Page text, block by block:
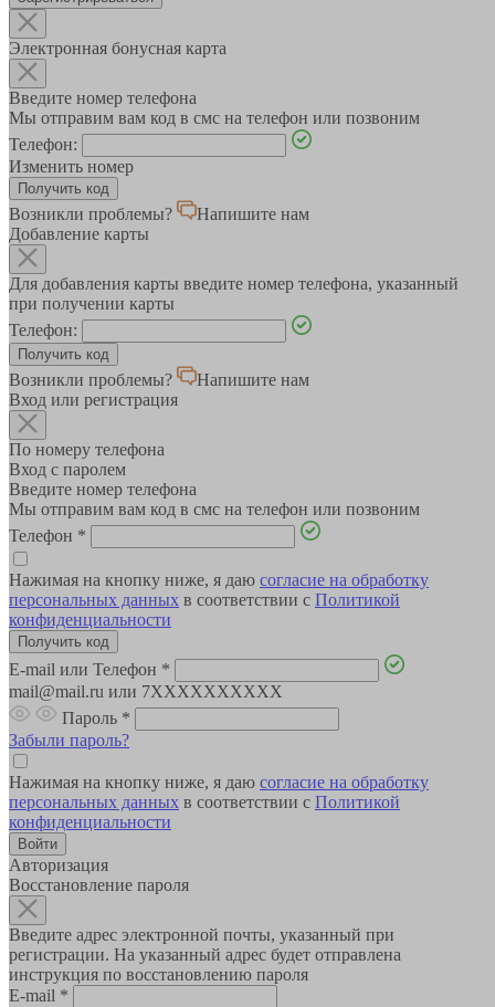
Электронная бонусная карта
Введите номер телефона
Мы отправим вам код в смс на телефон или позвоним
Телефон:
Изменить номер
Возникли проблемы?
Напишите нам
Добавление карты
Для добавления карты введите номер телефона, указанный
при получении карты
Телефон:
Возникли проблемы?
Напишите нам
Вход или регистрация
По номеру телефона
Вход с паролем
Введите номер телефона
Мы отправим вам код в смс на телефон или позвоним
Телефон *
Нажимая на кнопку ниже, я даю согласие на обработку
персональных данных в соответствии с Политикой
конфиденциальности
E-mail или Телефон *
mail@mail.ru или 7XXXXXXXXXX
Пароль *
Забыли пароль?
Нажимая на кнопку ниже, я даю согласие на обработку
персональных данных в соответствии с Политикой
конфиденциальности
Авторизация
Восстановление пароля
Введите адрес электронной почты, указанный при
регистрации. На указанный адрес будет отправлена
инструкция по восстановлению пароля
E-mail *